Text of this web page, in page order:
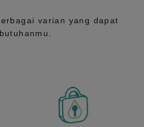
varian yang dapat